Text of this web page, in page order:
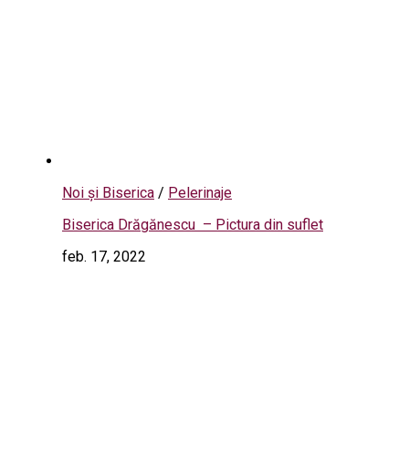
Noi și Biserica / Pelerinaje
Biserica Drăgănescu – Pictura din suflet
feb. 17, 2022